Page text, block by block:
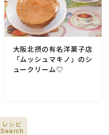
大阪北摂の有名洋菓子店
「ムッシュマキノ」のシ
ュークリーム♡
レシピ
Search